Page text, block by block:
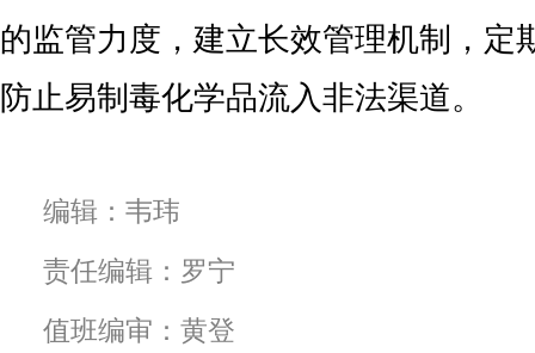
的监管力度，建立长效管理机制，定
防止易制毒化学品流入非法渠道。
编辑：韦玮
责任编辑：罗宁
值班编审：黄登